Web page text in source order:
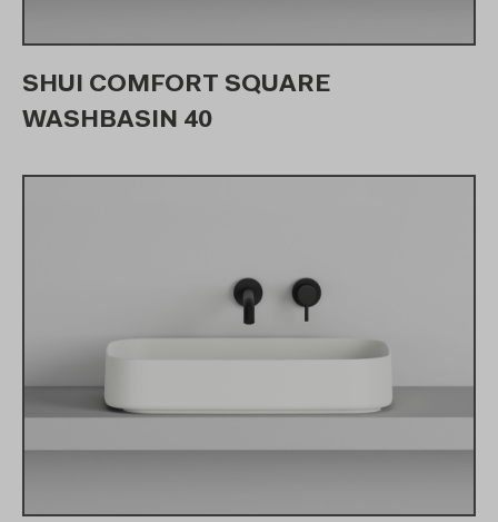
SHUI COMFORT SQUARE
WASHBASIN 40